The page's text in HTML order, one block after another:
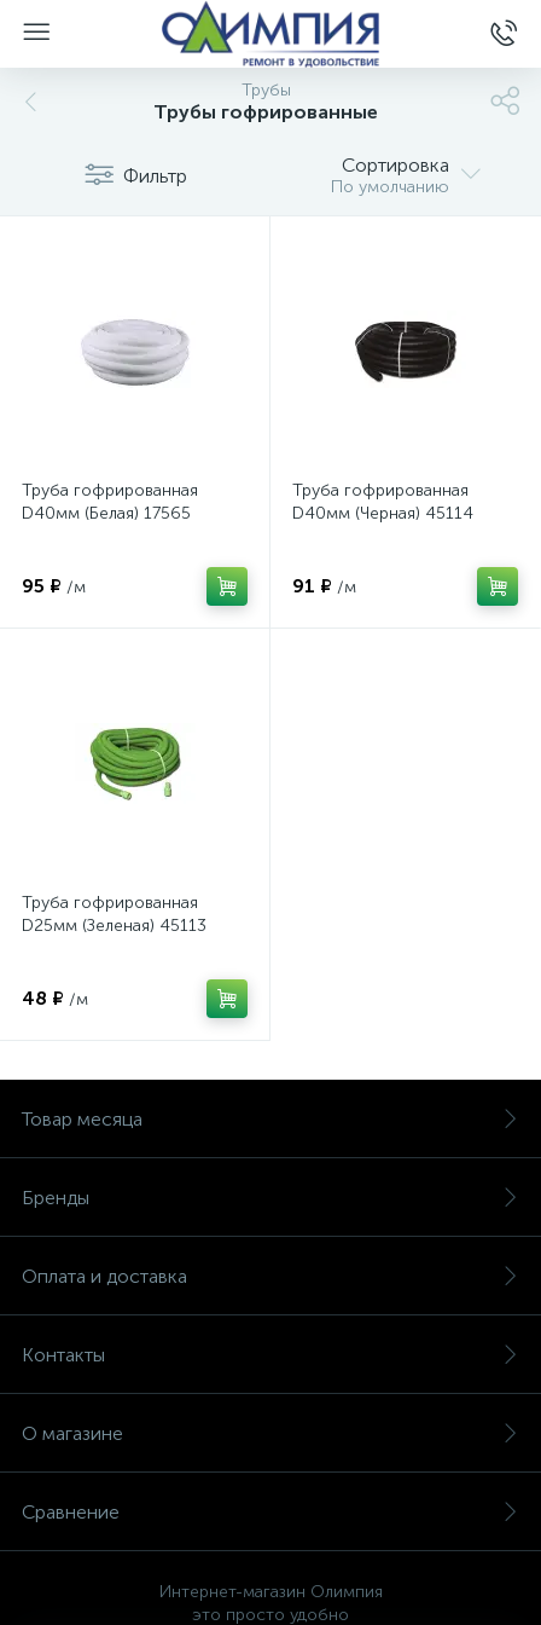
Трубы
Трубы гофрированные
Фильтр Сортировка
По умолчанию
Труба гофрированная
D40мм (Белая) 17565
95 ₽ /м
Труба гофрированная
D40мм (Черная) 45114
91 ₽ /м
Труба гофрированная
D25мм (Зеленая) 45113
48 ₽ /м
Товар месяца
Бренды
Оплата и доставка
Контакты
О магазине
Сравнение
Интернет-магазин Олимпия
это просто удобно